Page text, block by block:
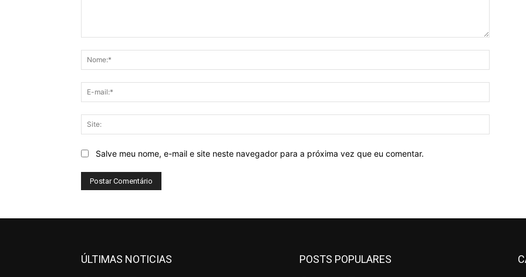
mail:*
Salve meu nome, e-mail e site neste navegador para a próxima vez que eu comentar.
ÚLTIMAS NOTICIAS POSTS POPULARES